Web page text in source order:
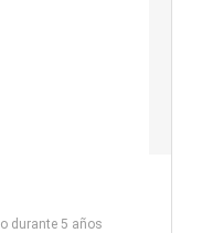
durante 5 años